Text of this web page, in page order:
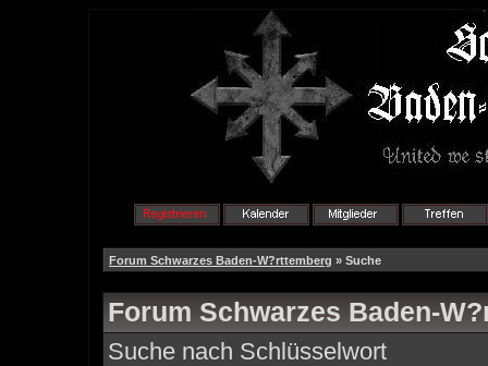
Forum Schwarzes Baden-W?rttemberg » Suche
Forum Schwarzes Baden-
Suche nach Schlüsselwort